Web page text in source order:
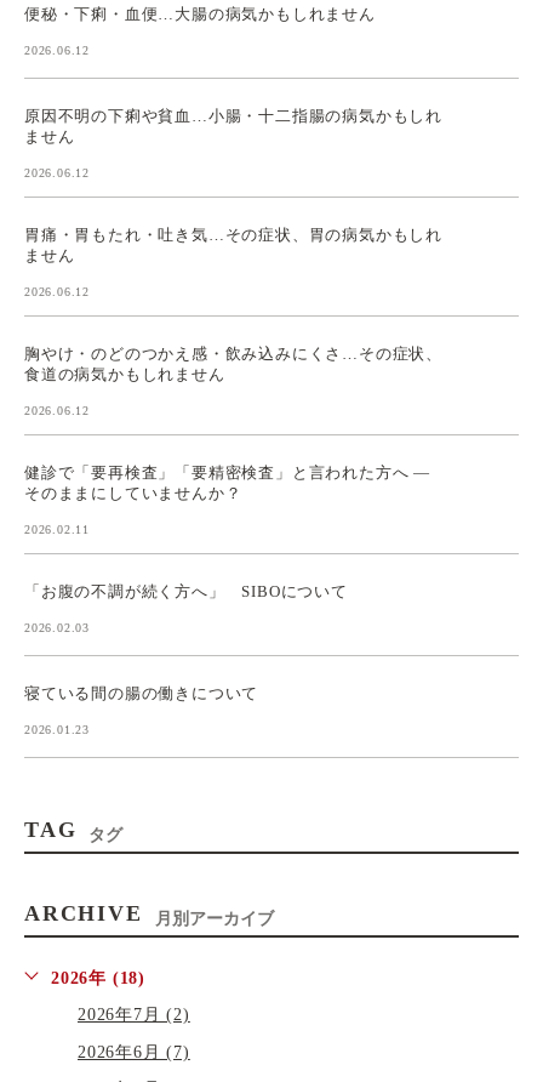
便秘・下痢・血便…大腸の病気かもしれません
2026.06.12
原因不明の下痢や貧血…小腸・十二指腸の病気かもしれ
ません
2026.06.12
胃痛・胃もたれ・吐き気…その症状、胃の病気かもしれ
ません
2026.06.12
胸やけ・のどのつかえ感・飲み込みにくさ…その症状、
食道の病気かもしれません
2026.06.12
健診で「要再検査」「要精密検査」と言われた方へ ―
そのままにしていませんか？
2026.02.11
「お腹の不調が続く方へ」 SIBOについて
2026.02.03
寝ている間の腸の働きについて
2026.01.23
TAG タグ
ARCHIVE 月別アーカイブ
2026年 (18)
2026年7月 (2)
2026年6月 (7)